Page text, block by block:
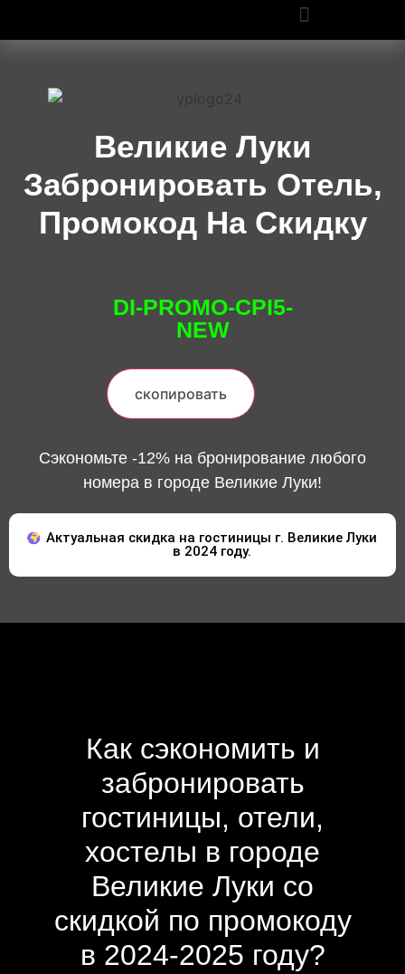
Великие Луки
Забронировать Отель,
Промокод На Скидку
DI-PROMO-CPI5-
NEW
скопировать
Сэкономьте -12% на бронирование любого
номера в городе Великие Луки!
Актуальная скидка на гостиницы г. Великие Луки
в 2024 году.
Как сэкономить и
забронировать
гостиницы, отели,
хостелы в городе
Великие Луки со
скидкой по промокоду
в 2024-2025 году?